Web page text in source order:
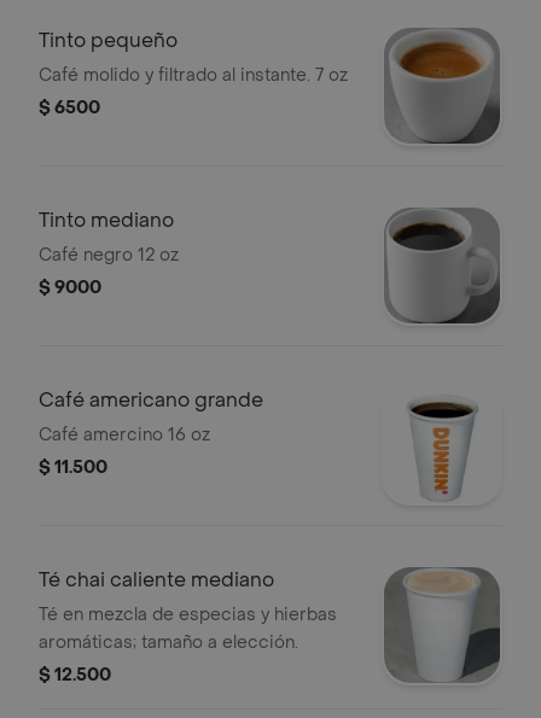
Tinto pequeño
Café molido y filtrado al instante. 7 oz
$ 6500
Tinto mediano
Café negro 12 oz
$ 9000
Café americano grande
Café amercino 16 oz
$ 11.500
Té chai caliente mediano
Té en mezcla de especias y hierbas
aromáticas; tamaño a elección.
$ 12.500